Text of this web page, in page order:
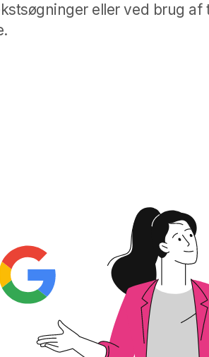
eller ved brug af